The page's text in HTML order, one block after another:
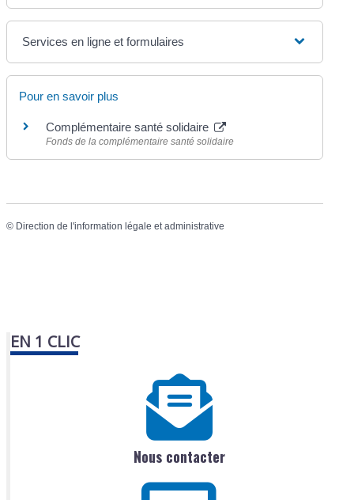
Services en ligne et formulaires
Pour en savoir plus
Complémentaire santé solidaire
Fonds de la complémentaire santé solidaire
© Direction de l'information légale et administrative
EN 1 CLIC
Nous contacter